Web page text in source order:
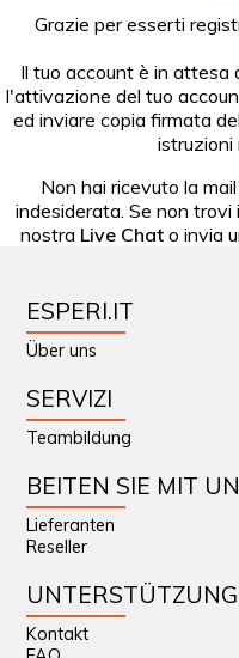
Grazie per esserti
Il tuo account è in attesa
l'attivazione del tuo
ed inviare copia firmata del
istruzioni
Non hai ricevuto la
indesiderata. Se non
nostra Live Chat o invia
ESPERI.IT
Über uns
SERVIZI
Teambildung
BEITEN SIE MIT
Lieferanten
Reseller
UNTERSTÜTZUNG
Kontakt